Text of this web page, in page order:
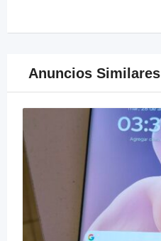
Anuncios Similares